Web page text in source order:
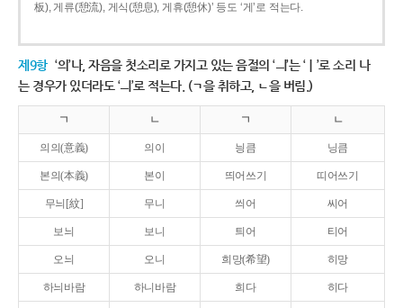
板), 게류(憩流), 게식(憩息), 게휴(憩休)’ 등도 ‘게’로 적는다.
제9항 ‘의’나, 자음을 첫소리로 가지고 있는 음절의 ‘ㅢ’는 ‘ㅣ’로 소리 나
는 경우가 있더라도 ‘ㅢ’로 적는다. (ㄱ을 취하고, ㄴ을 버림.)
ㄱ ㄴ ㄱ ㄴ
의의(意義) 의이 닁큼 닝큼
본의(本義) 본이 띄어쓰기 띠어쓰기
무늬[紋] 무니 씌어 씨어
보늬 보니 틔어 티어
오늬 오니 희망(希望) 히망
하늬바람 하니바람 희다 히다